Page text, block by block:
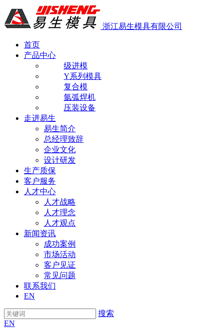
浙江易生模具有限公司
首页
产品中心
级进模
Y系列模具
复合模
氩弧焊机
压装设备
走进易生
易生简介
总经理致辞
企业文化
设计研发
生产质保
客户服务
人才中心
人才战略
人才理念
人才观点
新闻资讯
成功案例
市场活动
客户见证
常见问题
联系我们
EN
搜索
EN